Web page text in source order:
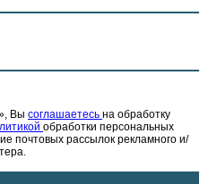
Вы соглашаетесь на обработку
обработки персональных
почтовых рассылок рекламного и/